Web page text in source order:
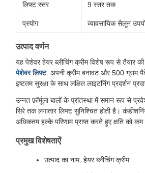
लिफ्ट स्तर 9 स्तर तक
प्रयोग व्यावसायिक सैलून
उत्पाद वर्णन
यह पेशेवर हेयर ब्लीचिंग क्रीम विशेष रूप से तैयार
पेशेवर लिफ्ट. अपनी क्रीम बनावट और 500 ग्राम
इष्टतम सुरक्षा के साथ लक्षित लाइटनिंग प्रदर्शन
उन्नत फ़ॉर्मूला बालों के प्रांतस्था में समान रूप से
सिरे तक लगातार लिफ्ट सुनिश्चित होती है।
अधिकतम हल्के परिणाम प्राप्त करते हुए क्षति को
प्रमुख विशेषताऐं
उत्पाद का नाम: हेयर ब्लीचिंग क्रीम